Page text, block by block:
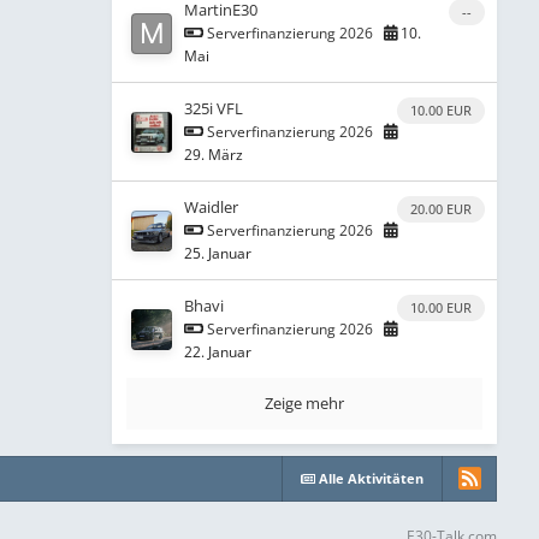
--
MartinE30
Serverfinanzierung 2026
10.
Mai
10.00 EUR
325i VFL
Serverfinanzierung 2026
29. März
20.00 EUR
Waidler
Serverfinanzierung 2026
25. Januar
10.00 EUR
Bhavi
Serverfinanzierung 2026
22. Januar
Zeige mehr
Alle Aktivitäten